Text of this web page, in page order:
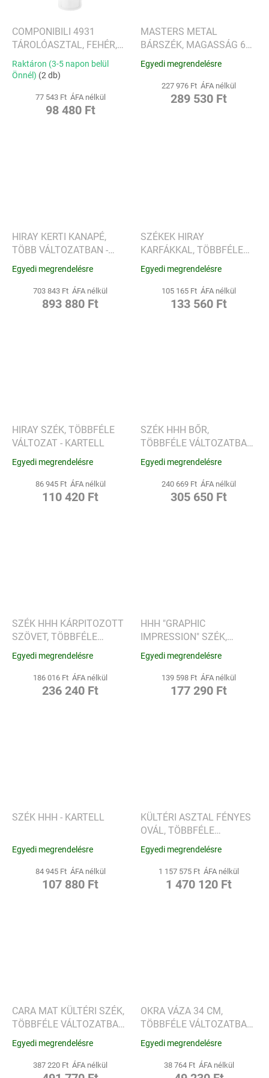
COMPONIBILI 4931
TÁROLÓASZTAL, FEHÉR,
MODULÁRIS - KARTELL
Raktáron (3-5 napon belül
Önnél) (2 db)
77 543 Ft ÁFA nélkül
98 480 Ft
MASTERS METAL
BÁRSZÉK, MAGASSÁG 65
CM, TÖBB SZÍNBEN -
KARTELL
Egyedi megrendelésre
227 976 Ft ÁFA nélkül
289 530 Ft
HIRAY KERTI KANAPÉ,
TÖBB VÁLTOZATBAN -
KARTELL
Egyedi megrendelésre
703 843 Ft ÁFA nélkül
893 880 Ft
SZÉKEK HIRAY
KARFÁKKAL, TÖBBFÉLE
VÁLTOZATBAN - KARTELL
Egyedi megrendelésre
105 165 Ft ÁFA nélkül
133 560 Ft
HIRAY SZÉK, TÖBBFÉLE
VÁLTOZAT - KARTELL
Egyedi megrendelésre
86 945 Ft ÁFA nélkül
110 420 Ft
SZÉK HHH BŐR,
TÖBBFÉLE VÁLTOZATBAN
- KARTELL
Egyedi megrendelésre
240 669 Ft ÁFA nélkül
305 650 Ft
SZÉK HHH KÁRPITOZOTT
SZÖVET, TÖBBFÉLE
VÁLTOZAT - KARTELL
Egyedi megrendelésre
186 016 Ft ÁFA nélkül
236 240 Ft
HHH "GRAPHIC
IMPRESSION" SZÉK,
TÖBBFÉLE VÁLTOZAT -
KARTELL
Egyedi megrendelésre
139 598 Ft ÁFA nélkül
177 290 Ft
SZÉK HHH - KARTELL
Egyedi megrendelésre
84 945 Ft ÁFA nélkül
107 880 Ft
KÜLTÉRI ASZTAL FÉNYES
OVÁL, TÖBBFÉLE
VÁLTOZAT - KARTELL
Egyedi megrendelésre
1 157 575 Ft ÁFA nélkül
1 470 120 Ft
CARA MAT KÜLTÉRI SZÉK,
TÖBBFÉLE VÁLTOZATBAN
- KARTELL
Egyedi megrendelésre
387 220 Ft ÁFA nélkül
OKRA VÁZA 34 CM,
TÖBBFÉLE VÁLTOZATBAN
- KARTELL
Egyedi megrendelésre
38 764 Ft ÁFA nélkül